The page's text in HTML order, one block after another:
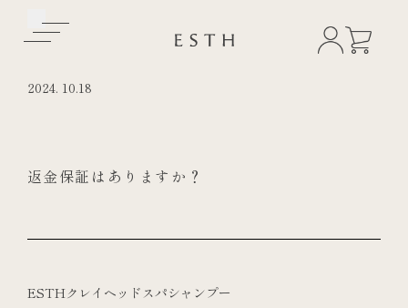
2024. 10.18
返金保証はありますか？
ESTHクレイヘッドスパシャンプー